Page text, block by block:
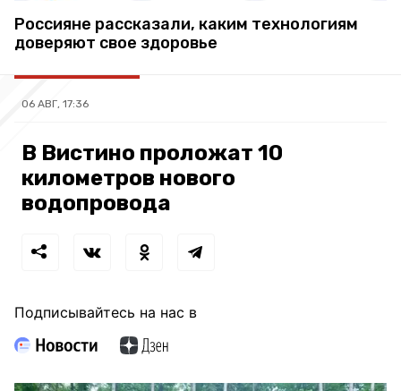
Россияне рассказали, каким технологиям
доверяют свое здоровье
06 АВГ, 17:36
В Вистино проложат 10
километров нового
водопровода
Подписывайтесь на нас в